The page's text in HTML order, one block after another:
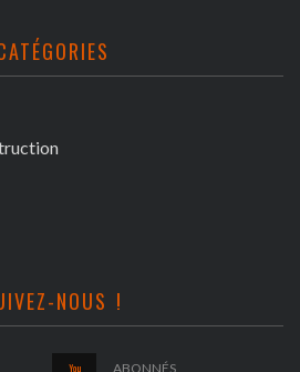
NOUS !
ABONNÉS